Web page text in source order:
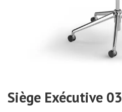
Siège Exécutive 03